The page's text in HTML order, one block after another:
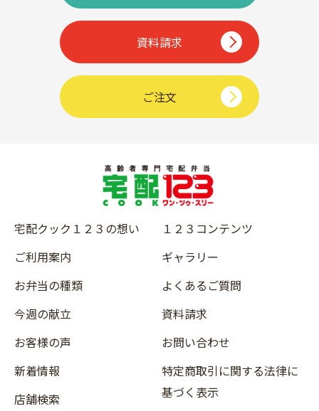
資料請求
ご注文
宅配クック１２３の想い
ご利用案内
お弁当の種類
今週の献立
お客様の声
新着情報
店舗検索
１２３コンテンツ
ギャラリー
よくあるご質問
資料請求
お問い合わせ
特定商取引に関する法律に
基づく表示